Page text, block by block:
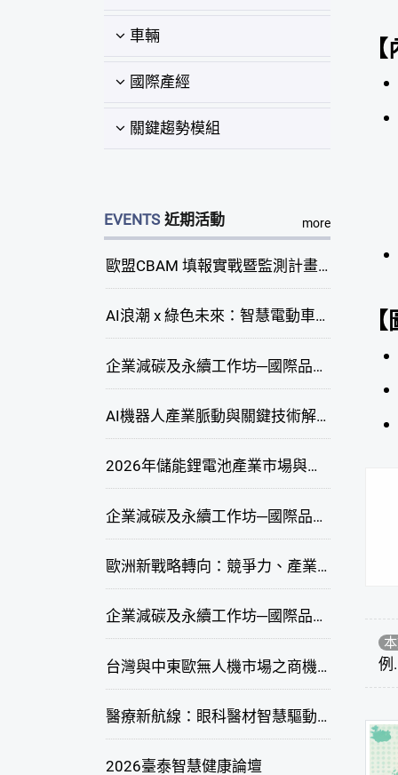
車輛
國際產經
關鍵趨勢模組
EVENTS 近期活動 more
歐盟CBAM 填報實戰暨監測計畫說明會(臺中場)
AI浪潮 x 綠色未來：智慧電動車新商機研討會
企業減碳及永續工作坊─國際品牌綠色供應鏈永續管理與實務演練(臺中場)
AI機器人產業脈動與關鍵技術解析研討會
2026年儲能鋰電池產業市場與技術發展線上研討會
企業減碳及永續工作坊─國際品牌綠色供應鏈永續管理與實務演練(高雄場)
歐洲新戰略轉向：競爭力、產業自主與供應鏈重塑線上研討會
企業減碳及永續工作坊─國際品牌綠色供應鏈永續管理與實務演練(臺北場)
台灣與中東歐無人機市場之商機與挑戰座談會
醫療新航線：眼科醫材智慧驅動，數位醫療落地布局線上研討會
2026臺泰智慧健康論壇
例